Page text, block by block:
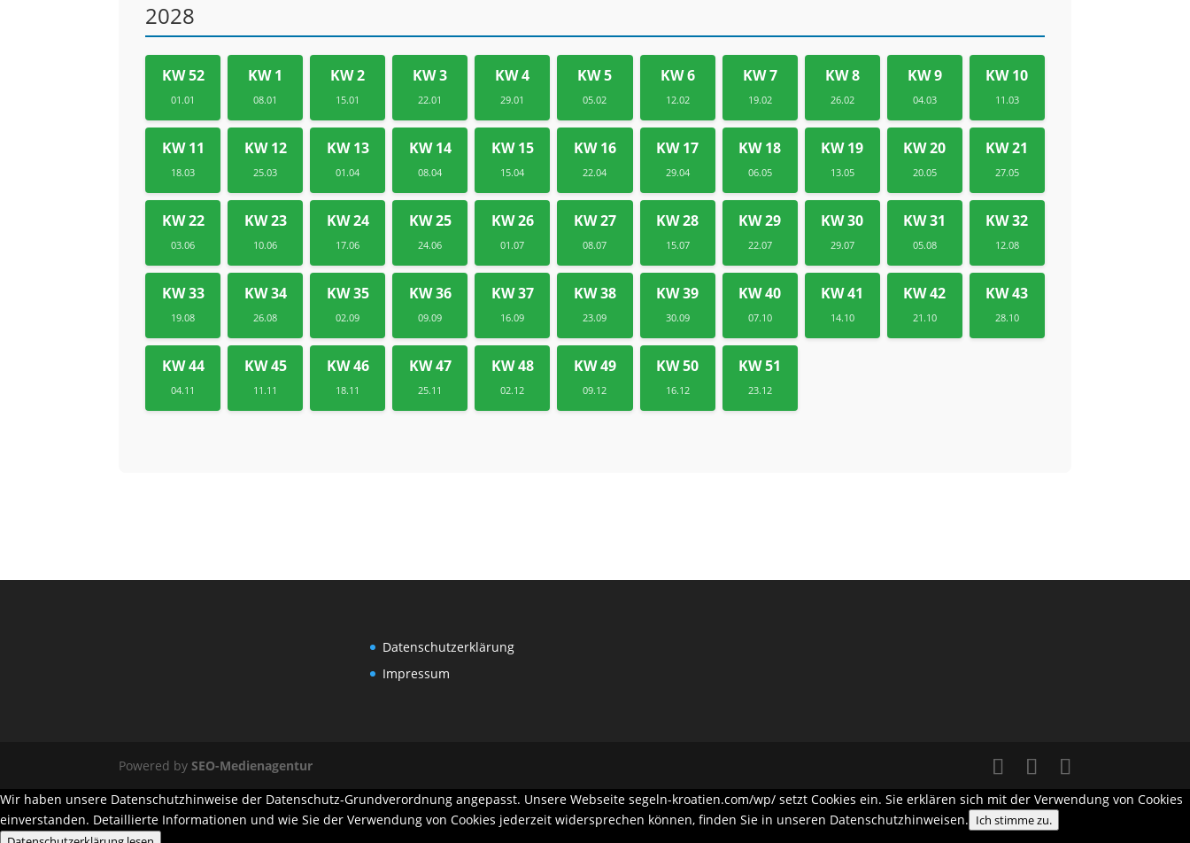
2028
KW 52
01.01
KW 1
08.01
KW 2
15.01
KW 3
22.01
KW 4
29.01
KW 5
05.02
KW 6
12.02
KW 7
19.02
KW 8
26.02
KW 9
04.03
KW 10
11.03
KW 11
18.03
KW 12
25.03
KW 13
01.04
KW 14
08.04
KW 15
15.04
KW 16
22.04
KW 17
29.04
KW 18
06.05
KW 19
13.05
KW 20
20.05
KW 21
27.05
KW 22
03.06
KW 23
10.06
KW 24
17.06
KW 25
24.06
KW 26
01.07
KW 27
08.07
KW 28
15.07
KW 29
22.07
KW 30
29.07
KW 31
05.08
KW 32
12.08
KW 33
19.08
KW 34
26.08
KW 35
02.09
KW 36
09.09
KW 37
16.09
KW 38
23.09
KW 39
30.09
KW 40
07.10
KW 41
14.10
KW 42
21.10
KW 43
28.10
KW 44
04.11
KW 45
11.11
KW 46
18.11
KW 47
25.11
KW 48
02.12
KW 49
09.12
KW 50
16.12
KW 51
23.12
Datenschutzerklärung
Impressum
Powered bySEO-Medienagentur
Wir haben unsere Datenschutzhinweise der Datenschutz-Grundverordnung angepasst. Unsere Webseite segeln-kroatien.com/wp/ setzt Cookies ein. Sie erklären sich mit der Verwendung von Cookies
einverstanden. Detaillierte Informationen und wie Sie der Verwendung von Cookies jederzeit widersprechen können, finden Sie in unseren Datenschutzhinweisen. Ich stimme zu.